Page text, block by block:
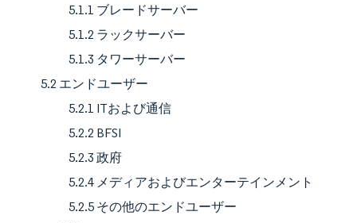
5.1.1 ブレードサーバー
5.1.2 ラックサーバー
5.1.3 タワーサーバー
5.2 エンドユーザー
5.2.1 ITおよび通信
5.2.2 BFSI
5.2.3 政府
5.2.4 メディアおよびエンターテインメント
5.2.5 その他のエンドユーザー